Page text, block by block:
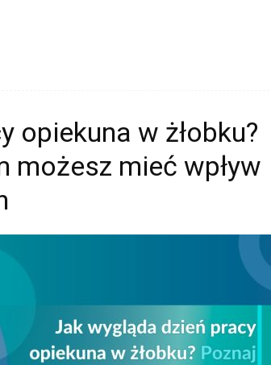
opiekuna w żłobku?
możesz mieć wpływ